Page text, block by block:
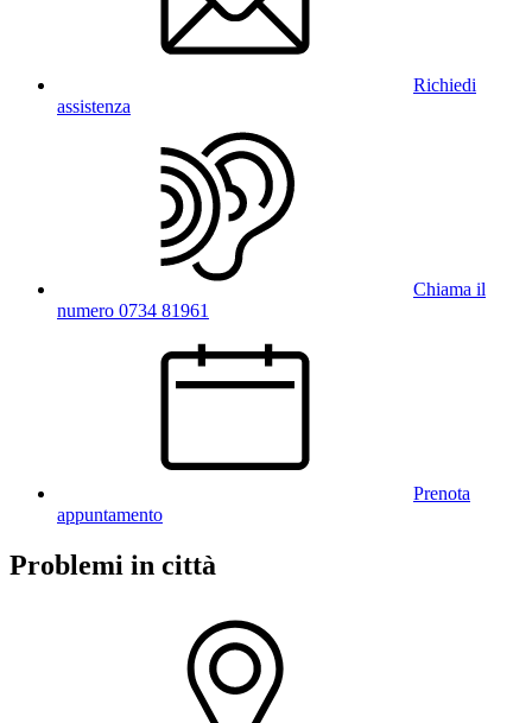
Richiedi
assistenza
Chiama il
numero 0734 81961
Prenota
appuntamento
Problemi in città